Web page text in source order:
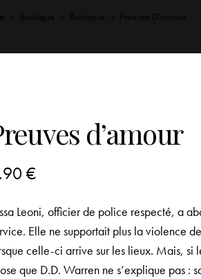
d’amour
€
Leoni, officier de police respecté, a
Elle ne supportait plus la violence
celle-ci arrive sur les lieux. Mais, si
que D.D. Warren ne s’explique pas :